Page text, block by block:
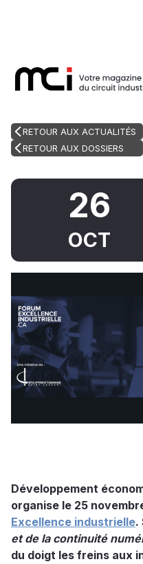
RETOUR AUX ACTUALITÉS
RETOUR AUX DOSSIERS
26
OCT
Développement
organise le 25
Excellence industrielle.
et de la continuité
du doigt les freins aux